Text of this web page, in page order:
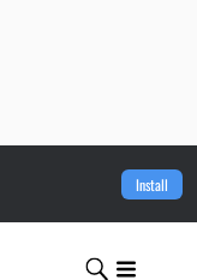
Install